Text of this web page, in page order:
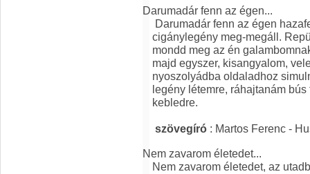
Darumadár fenn az égen...
Darumadár fenn az égen
cigánylegény meg-megáll.
mondd meg az én
majd egyszer, kisangyalom,
nyoszolyádba oldaladhoz
legény létemre, ráhajtanám
kebledre.
szövegíró : Martos Ferenc -
Nem zavarom életedet...
Nem zavarom életedet, az